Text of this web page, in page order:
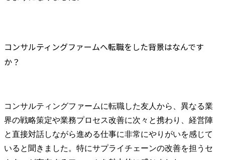
コンサルティングファームへ転職をした背景はなんです
か？
コンサルティングファームに転職した友人から、異なる業
界の戦略策定や業務プロセス改善に次々と携わり、経営陣
と直接対話しながら進める仕事に非常にやりがいを感じて
いると聞きました。特にサプライチェーンの改善を担うセ